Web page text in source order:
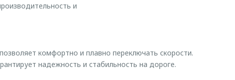
и
комфортно и плавно переключать скорости.
надежность и стабильность на дороге.